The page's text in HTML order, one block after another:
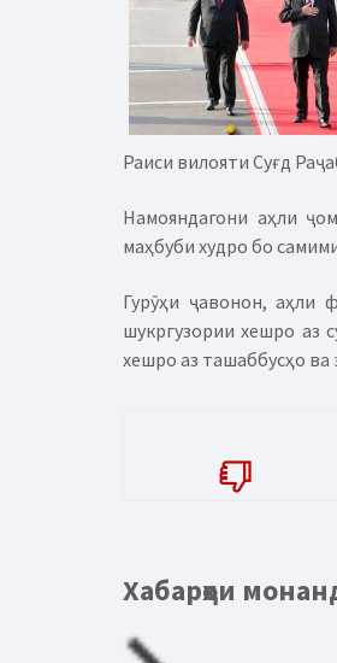
Раиси вилояти Суғд
Намояндагони аҳли
маҳбуби худро бо
Гурӯҳи ҷавонон, аҳли
шукргузории хешро аз
хешро аз ташаббусҳо
Хабарҳои